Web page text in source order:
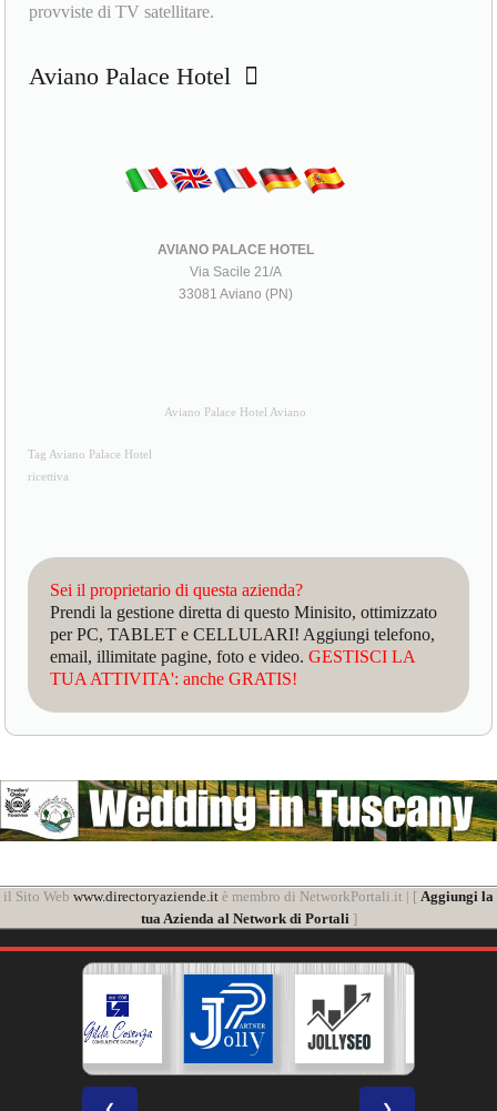
provviste di TV satellitare.
Aviano Palace Hotel
AVIANO PALACE HOTEL
Via Sacile 21/A
33081 Aviano (PN)
Aviano Palace Hotel Aviano
Tag Aviano Palace Hotel
ricettiva
Sei il proprietario di questa azienda?
Prendi la gestione diretta di questo Minisito, ottimizzato
per PC, TABLET e CELLULARI! Aggiungi telefono,
email, illimitate pagine, foto e video.GESTISCI LA
TUA ATTIVITA': anche GRATIS!
il Sito Web www.directoryaziende.it è membro di NetworkPortali.it | [ Aggiungi la
tua Azienda al Network di Portali]